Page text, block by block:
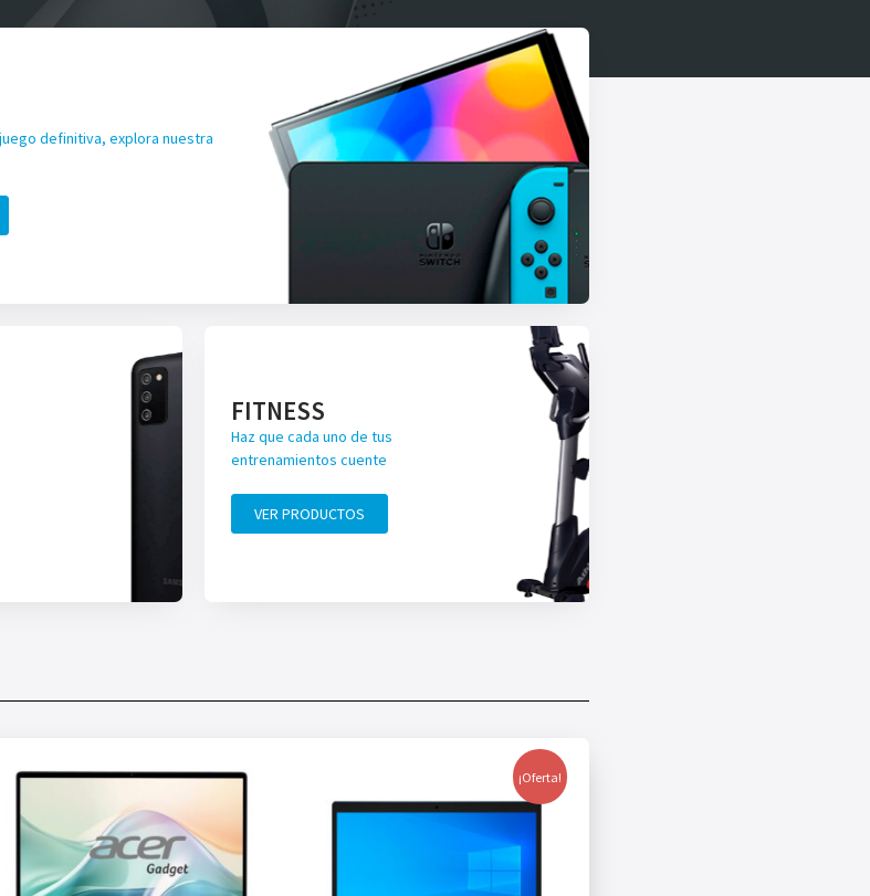
definitiva, explora nuestra
FITNESS
Haz que cada uno de tus
entrenamientos cuente
VER PRODUCTOS
¡Oferta!